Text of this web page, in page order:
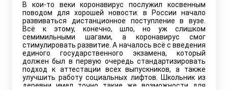
В кои-то веки коронавирус послужил косвенным
поводом для хорошей новости: в России начало
развиваться дистанционное поступление в вузе.
Всё к этому, конечно, шло, но уж слишком
семимильными шагами, а коронавирус смог
стимулировать развитие. А началось всё с введения
единого государственного экзамена, который
должен был в первую очередь стандартизировать
подход к аттестации всех выпускников, а также
улучшить работу социальных лифтов. Школьник из
деревни имел точно такие же возможности для